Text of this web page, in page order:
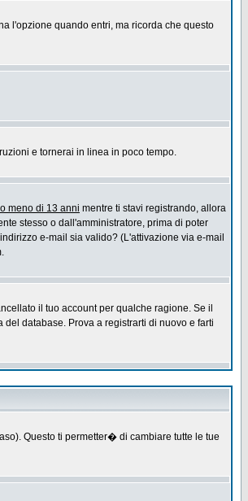
l'opzione quando entri, ma ricorda che questo
e tornerai in linea in poco tempo.
meno di 13 anni mentre ti stavi registrando, allora
stesso o dall'amministratore, prima di poter
e-mail sia valido? (L'attivazione via e-mail
il tuo account per qualche ragione. Se il
database. Prova a registrarti di nuovo e farti
Questo ti permetter� di cambiare tutte le tue